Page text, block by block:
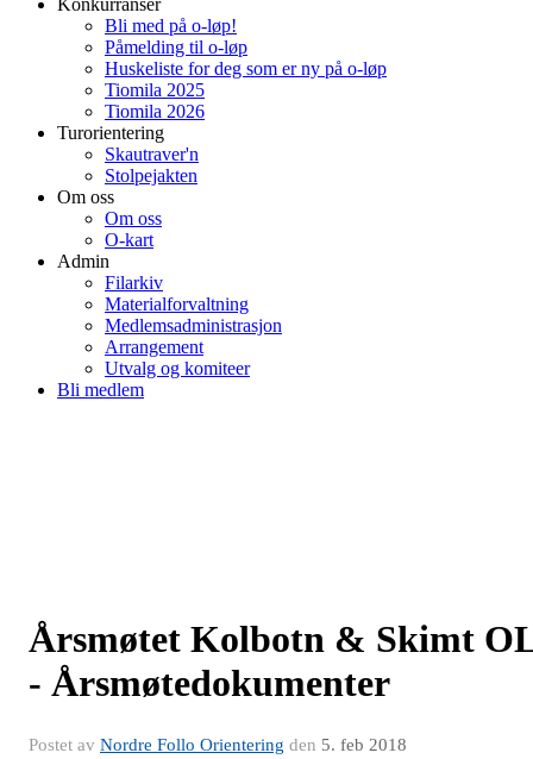
Bli med på o-løp!
Påmelding til o-løp
Huskeliste for deg som er ny på o-løp
Tiomila 2025
Tiomila 2026
Turorientering
Skautraver'n
Stolpejakten
Om oss
Om oss
O-kart
Admin
Filarkiv
Materialforvaltning
Medlemsadministrasjon
Arrangement
Utvalg og komiteer
Bli medlem
Årsmøtet Kolbotn & Skimt
- Årsmøtedokumenter
Postet av Nordre Follo Orientering den 5. feb 2018